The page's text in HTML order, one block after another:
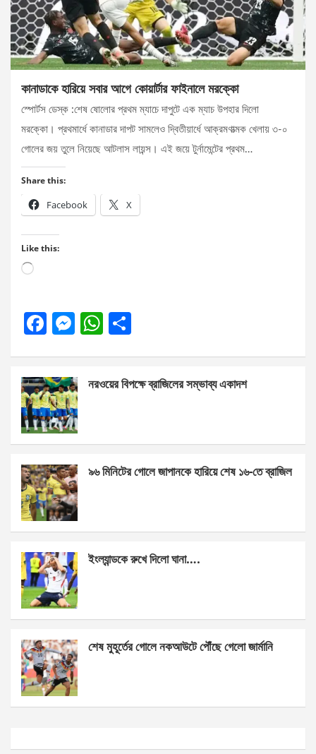
কানাডাকে হারিয়ে সবার আগে কোয়ার্টার ফাইনালে মরক্কো
স্পোর্টস ডেস্ক :শেষ ষোলোর প্রথম ম্যাচে দাপুটে এক ম্যাচ উপহার দিলো
মরক্কো। প্রথমার্ধে কানাডার দাপট সামলেও দ্বিতীয়ার্ধে আক্রমণাত্মক খেলায় ৩-০
গোলের জয় তুলে নিয়েছে আটলাস লায়ন্স। এই জয়ে টুর্নামেন্টের প্রথম…
Share this:
Facebook X
Like this:
Loading…
F
b
o
o
k
M
n
g
er
W
s
p
e
নরওয়ের বিপক্ষে ব্রাজিলের সম্ভাব্য একাদশ
৯৬ মিনিটের গোলে জাপানকে হারিয়ে শেষ ১৬-তে ব্রাজিল
ইংল্যান্ডকে রুখে দিলো ঘানা….
শেষ মুহূর্তের গোলে নকআউটে পৌঁছে গেলো জার্মানি